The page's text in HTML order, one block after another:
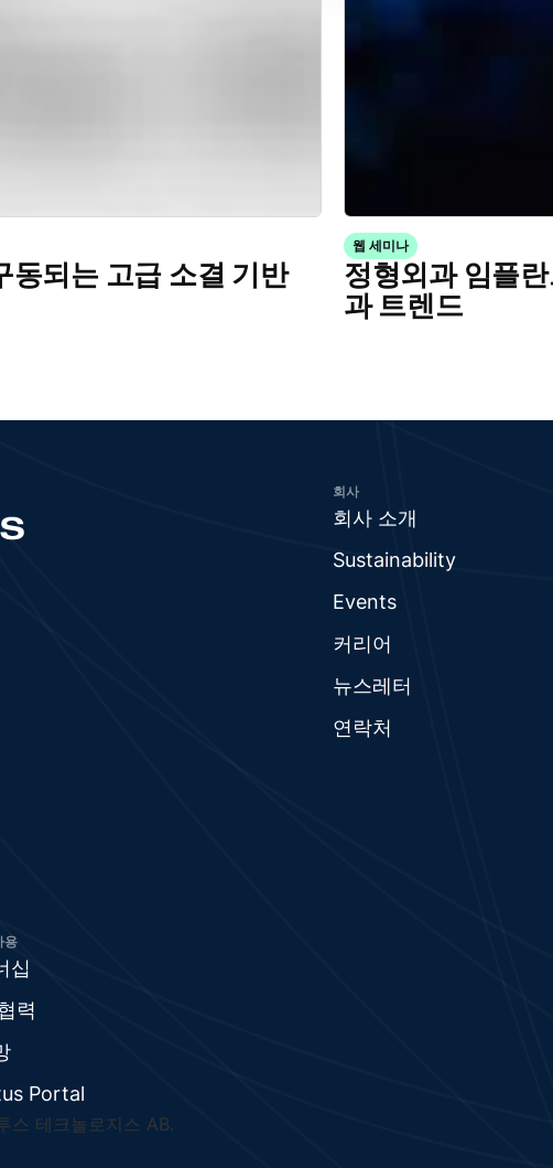
동되는 고급 소결 기반
웹 세미나
정형외과 임플
과 트렌드
회사
회사 소개
Sustainability
Events
커리어
뉴스레터
연락처
용
십
력
Portal
테크놀로지스 AB.